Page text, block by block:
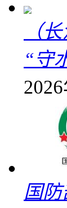
（
“守
国